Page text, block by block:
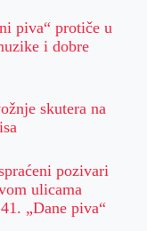
piva“ protiče u
i dobre
skutera na
pozivari
ulicama
„Dane piva“